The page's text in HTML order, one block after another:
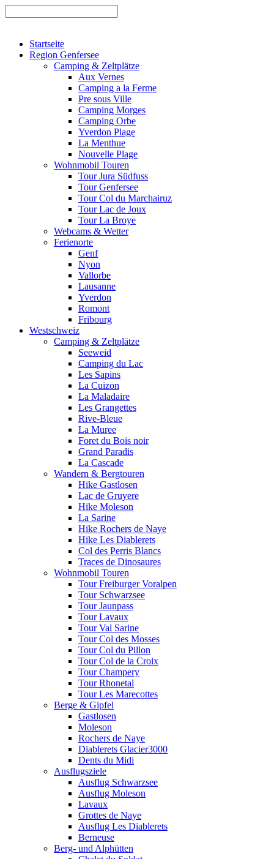
Startseite
Region Genfersee
Camping & Zeltplätze
Aux Vernes
Camping a la Ferme
Pre sous Ville
Camping Morges
Camping Orbe
Yverdon Plage
La Menthue
Nouvelle Plage
Wohnmobil Touren
Tour Jura Südfuss
Tour Genfersee
Tour Col du Marchairuz
Tour Lac de Joux
Tour La Broye
Webcams & Wetter
Ferienorte
Genf
Nyon
Vallorbe
Lausanne
Yverdon
Romont
Fribourg
Westschweiz
Camping & Zeltplätze
Seeweid
Camping du Lac
Les Sapins
La Cuizon
La Maladaire
Les Grangettes
Rive-Bleue
La Muree
Foret du Bois noir
Grand Paradis
La Cascade
Wandern & Bergtouren
Hike Gastlosen
Lac de Gruyere
Hike Moleson
La Sarine
Hike Rochers de Naye
Hike Les Diablerets
Col des Perris Blancs
Traces de Dinosaures
Wohnmobil Touren
Tour Freiburger Voralpen
Tour Schwarzsee
Tour Jaunpass
Tour Lavaux
Tour Val Sarine
Tour Col des Mosses
Tour Col du Pillon
Tour Col de la Croix
Tour Champery
Tour Rhonetal
Tour Les Marecottes
Berge & Gipfel
Gastlosen
Moleson
Rochers de Naye
Diablerets Glacier3000
Dents du Midi
Ausflugsziele
Ausflug Schwarzsee
Ausflug Moleson
Lavaux
Grottes de Naye
Ausflug Les Diablerets
Berneuse
Berg- und Alphütten